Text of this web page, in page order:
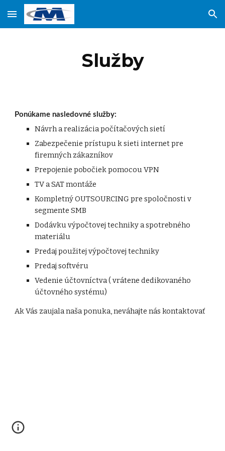
Skip to main content Skip to navigation
Služby
Ponúkame nasledovné služby:
Návrh a realizácia počítačových sietí
Zabezpečenie prístupu k sieti internet pre
firemných zákazníkov
Prepojenie pobočiek pomocou VPN
TV a SAT montáže
Kompletný OUTSOURCING pre spoločnosti v
segmente SMB
Dodávku výpočtovej techniky a spotrebného
materiálu
Predaj použitej výpočtovej techniky
Predaj softvéru
Vedenie účtovníctva ( vrátene dedikovaného
účtovného systému)
Ak Vás zaujala naša ponuka, neváhajte nás kontaktovať